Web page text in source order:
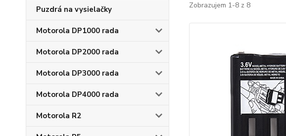
Puzdrá na vysielačky
Motorola DP1000 rada
Motorola DP2000 rada
Motorola DP3000 rada
Motorola DP4000 rada
Motorola R2
Zobrazujem 1-8 z 8